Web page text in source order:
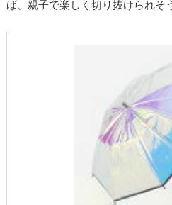
ば、親子で楽しく切り抜けられそ